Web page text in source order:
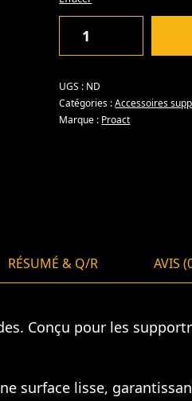
UGS : ND
Catégories :Accessoires
Marque : Proact
RÉSUMÉ & Q/R AVIS
Conçu pour les
surface lisse,